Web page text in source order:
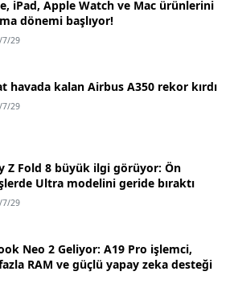
iPad, Apple Watch ve Mac ürünlerini
dönemi başlıyor!
7/29
havada kalan Airbus A350 rekor kırdı
7/29
Z Fold 8 büyük ilgi görüyor: Ön
Ultra modelini geride bıraktı
7/29
Neo 2 Geliyor: A19 Pro işlemci,
RAM ve güçlü yapay zeka desteği